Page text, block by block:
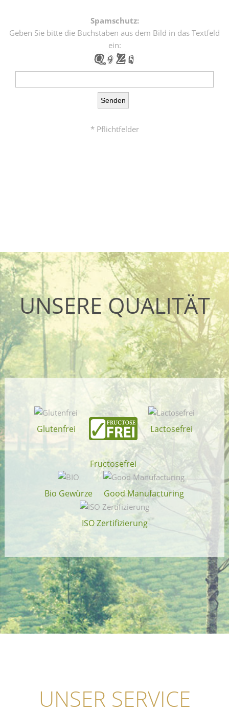
Spamschutz:
Geben Sie bitte die Buchstaben aus dem Bild in das Textfeld
ein:
* Pflichtfelder
UNSERE QUALITÄT
Glutenfrei
Fructosefrei
Lactosefrei
Bio Gewürze Good Manufacturing
ISO Zertifizierung
UNSER SERVICE